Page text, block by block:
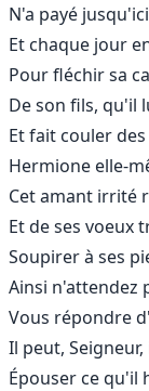
N'a payé
Et chaque jour
Pour fléchir sa
De son fils, qu'il
Et fait couler
Hermione elle-
Cet amant irrité
Et de ses voeux
Soupirer à ses
Ainsi n'attendez
Vous répondre
Il peut,
Épouser ce qu'il